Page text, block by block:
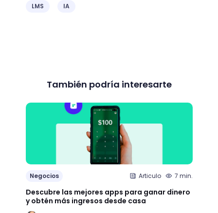
LMS IA
También podría interesarte
Negocios Articulo 7 min.
Descubre las mejores apps para ganar dinero
y obtén más ingresos desde casa